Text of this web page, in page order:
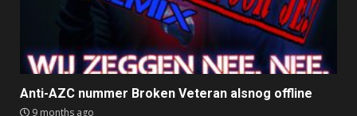
Anti-AZC nummer Broken Veteran alsnog offline
9 months ago